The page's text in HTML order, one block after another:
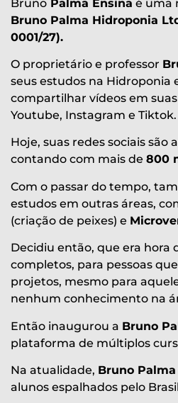
Bruno Palma Ensina é uma
Bruno Palma Hidroponia
0001/27).
O proprietário e professor
seus estudos na Hidroponia
compartilhar vídeos em
Youtube, Instagram e Tiktok.
Hoje, suas redes sociais são
contando com mais de 800
Com o passar do tempo,
estudos em outras áreas,
(criação de peixes) e
Decidiu então, que era hora
completos, para pessoas
projetos, mesmo para
nenhum conhecimento na
Então inaugurou a Bruno
plataforma de múltiplos
Na atualidade, Bruno Palma
alunos espalhados pelo